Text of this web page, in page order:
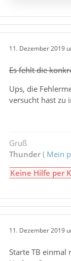
11. Dezember 2019
Es fehlt die
Ups, die
versucht hast zu
Gruß
Thunder( Mein
Keine Hilfe per
11. Dezember 2019
Starte TB einmal